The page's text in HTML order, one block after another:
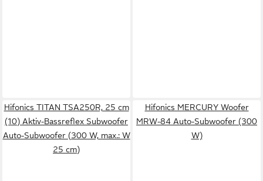
Hifonics TITAN TSA250R, 25 cm
(10) Aktiv-Bassreflex Subwoofer
Auto-Subwoofer (300 W, max.: W
25 cm)
Hifonics MERCURY Woofer
MRW-84 Auto-Subwoofer (300
W)